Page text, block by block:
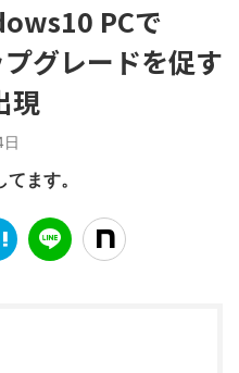
PCで
グレードを促す
現
ます。